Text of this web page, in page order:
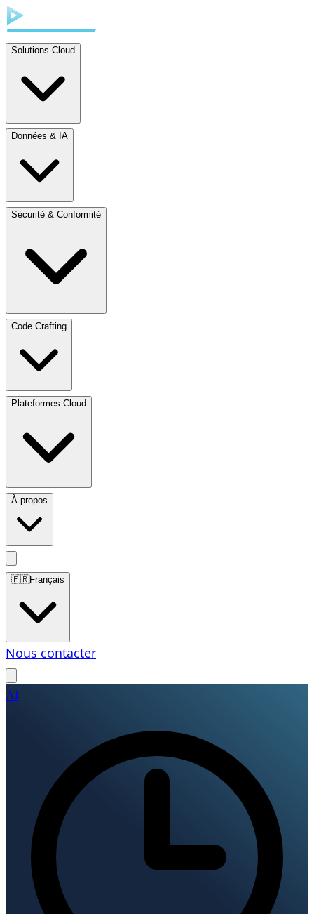
Solutions Cloud
Données & IA
Sécurité & Conformité
Code Crafting
Plateformes Cloud
À propos
🇫🇷Français
Nous contacter
AI